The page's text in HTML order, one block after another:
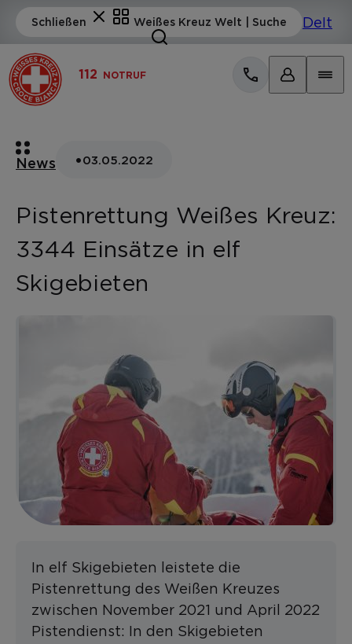
112 NOTRUF
News •03.05.2022
Pistenrettung Weißes Kreuz:
3344 Einsätze in elf
Skigebieten
In elf Skigebieten leistete die
Pistenrettung des Weißen Kreuzes
zwischen November 2021 und April 2022
Pistendienst: In den Skigebieten